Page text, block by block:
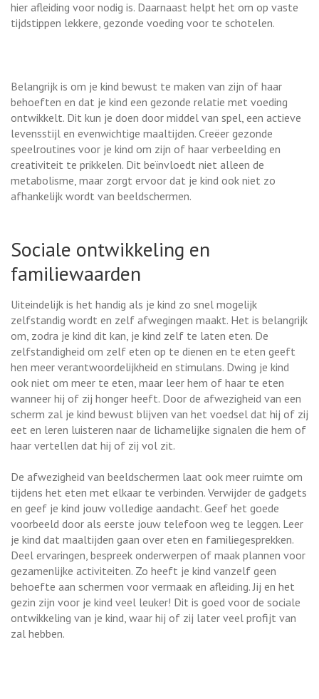
hier afleiding voor nodig is. Daarnaast helpt het om op vaste
tijdstippen lekkere, gezonde voeding voor te schotelen.
Belangrijk is om je kind bewust te maken van zijn of haar
behoeften en dat je kind een gezonde relatie met voeding
ontwikkelt. Dit kun je doen door middel van spel, een actieve
levensstijl en evenwichtige maaltijden. Creëer gezonde
speelroutines voor je kind om zijn of haar verbeelding en
creativiteit te prikkelen. Dit beïnvloedt niet alleen de
metabolisme, maar zorgt ervoor dat je kind ook niet zo
afhankelijk wordt van beeldschermen.
Sociale ontwikkeling en
familiewaarden
Uiteindelijk is het handig als je kind zo snel mogelijk
zelfstandig wordt en zelf afwegingen maakt. Het is belangrijk
om, zodra je kind dit kan, je kind zelf te laten eten. De
zelfstandigheid om zelf eten op te dienen en te eten geeft
hen meer verantwoordelijkheid en stimulans. Dwing je kind
ook niet om meer te eten, maar leer hem of haar te eten
wanneer hij of zij honger heeft. Door de afwezigheid van een
scherm zal je kind bewust blijven van het voedsel dat hij of zij
eet en leren luisteren naar de lichamelijke signalen die hem of
haar vertellen dat hij of zij vol zit.
De afwezigheid van beeldschermen laat ook meer ruimte om
tijdens het eten met elkaar te verbinden. Verwijder de gadgets
en geef je kind jouw volledige aandacht. Geef het goede
voorbeeld door als eerste jouw telefoon weg te leggen. Leer
je kind dat maaltijden gaan over eten en familiegesprekken.
Deel ervaringen, bespreek onderwerpen of maak plannen voor
gezamenlijke activiteiten. Zo heeft je kind vanzelf geen
behoefte aan schermen voor vermaak en afleiding. Jij en het
gezin zijn voor je kind veel leuker! Dit is goed voor de sociale
ontwikkeling van je kind, waar hij of zij later veel profijt van
zal hebben.